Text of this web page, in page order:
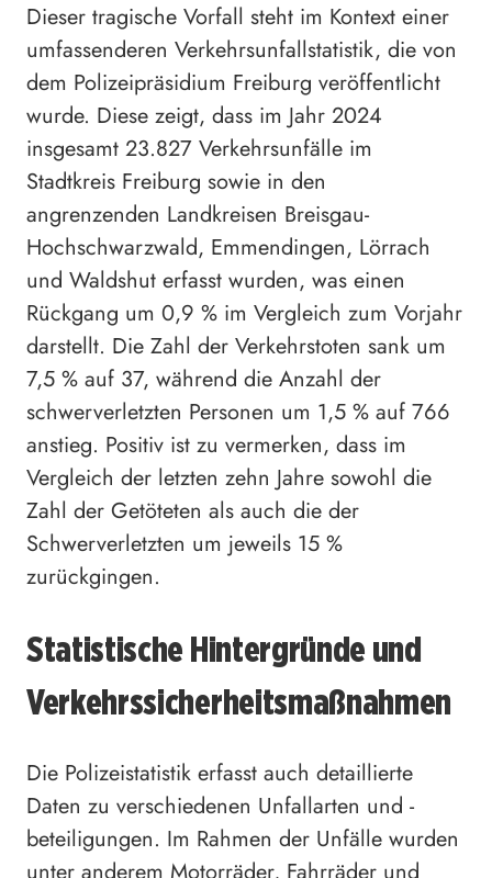
Dieser tragische Vorfall steht im Kontext einer
umfassenderen Verkehrsunfallstatistik, die von
dem Polizeipräsidium Freiburg veröffentlicht
wurde. Diese zeigt, dass im Jahr 2024
insgesamt 23.827 Verkehrsunfälle im
Stadtkreis Freiburg sowie in den
angrenzenden Landkreisen Breisgau-
Hochschwarzwald, Emmendingen, Lörrach
und Waldshut erfasst wurden, was einen
Rückgang um 0,9 % im Vergleich zum Vorjahr
darstellt. Die Zahl der Verkehrstoten sank um
7,5 % auf 37, während die Anzahl der
schwerverletzten Personen um 1,5 % auf 766
anstieg. Positiv ist zu vermerken, dass im
Vergleich der letzten zehn Jahre sowohl die
Zahl der Getöteten als auch die der
Schwerverletzten um jeweils 15 %
zurückgingen.
Statistische Hintergründe und
Verkehrssicherheitsmaßnahmen
Die Polizeistatistik erfasst auch detaillierte
Daten zu verschiedenen Unfallarten und -
beteiligungen. Im Rahmen der Unfälle wurden